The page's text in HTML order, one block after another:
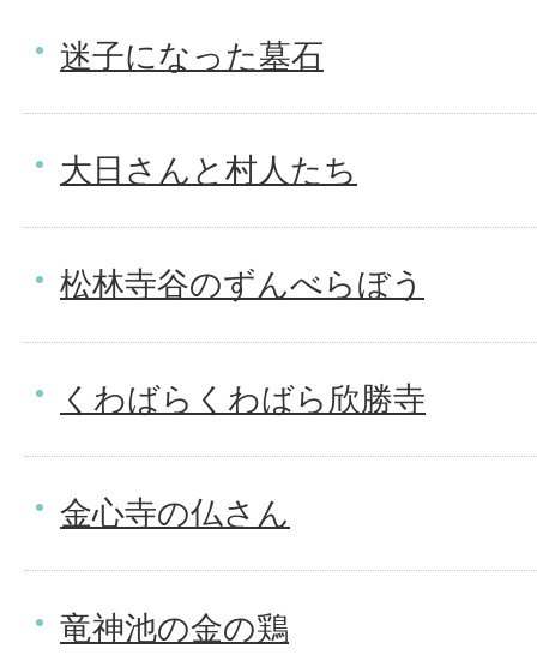
迷子になった墓石
大日さんと村人たち
松林寺谷のずんべらぼう
くわばらくわばら欣勝寺
金心寺の仏さん
竜神池の金の鶏